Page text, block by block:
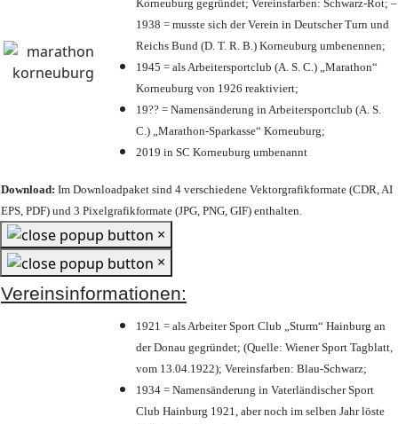
Korneuburg gegründet; Vereinsfarben: Schwarz-Rot; –
1938 = musste sich der Verein in Deutscher Turn und
Reichs Bund (D. T. R. B.) Korneuburg umbenennen;
1945 = als Arbeitersportclub (A. S. C.) „Marathon“
Korneuburg von 1926 reaktiviert;
19?? = Namensänderung in Arbeitersportclub (A. S.
C.) „Marathon-Sparkasse“ Korneuburg;
2019 in SC Korneuburg umbenannt
Download: Im Downloadpaket sind 4 verschiedene Vektorgrafikformate (CDR, AI
EPS, PDF) und 3 Pixelgrafikformate (JPG, PNG, GIF) enthalten.
×
×
Vereinsinformationen:
1921 = als Arbeiter Sport Club „Sturm“ Hainburg an
der Donau gegründet; (Quelle: Wiener Sport Tagblatt,
vom 13.04.1922); Vereinsfarben: Blau-Schwarz;
1934 = Namensänderung in Vaterländischer Sport
Club Hainburg 1921, aber noch im selben Jahr löste